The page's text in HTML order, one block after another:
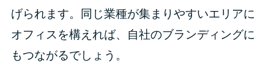
げられます。同じ業種が集まりやすいエリアに
オフィスを構えれば、自社のブランディングに
もつながるでしょう。